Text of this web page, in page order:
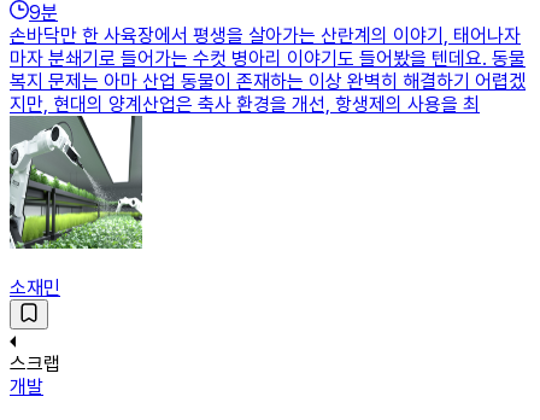
9분
손바닥만 한 사육장에서 평생을 살아가는 산란계의 이야기, 태어나자
마자 분쇄기로 들어가는 수컷 병아리 이야기도 들어봤을 텐데요. 동물
복지 문제는 아마 산업 동물이 존재하는 이상 완벽히 해결하기 어렵겠
지만, 현대의 양계산업은 축사 환경을 개선, 항생제의 사용을 최
소재민
스크랩
개발